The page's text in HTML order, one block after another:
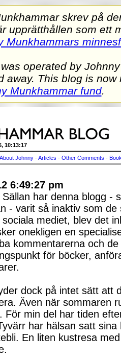
skrev på
upprätthållen som ett
Munkhammars
operated by
away. This blog is
Munkhammar fund.
10:13:17
About Johnny -Articles - Other Comments -
6:49:27 pm
Sällan har denna blogg -
- varit så inaktiv som
mediet, blev det
onekligen en
kommentarerna och
för böcker,
dock på intet sätt att
Även när sommaren
För min del har tiden
har hälsan satt
En liten kustresa